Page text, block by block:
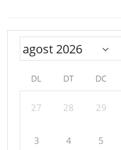
DL DT DC
27 28 29
3 4 5